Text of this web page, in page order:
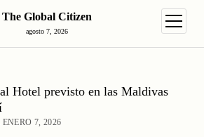
The Global Citizen
agosto 7, 2026
abrir
Hotel previsto en las Maldivas
7, 2026